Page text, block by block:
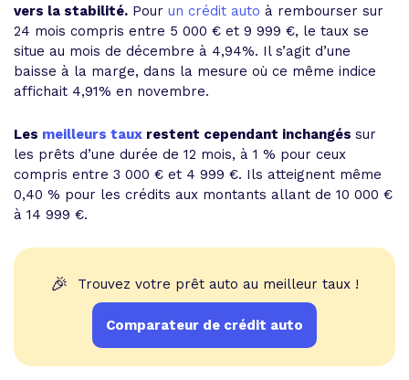
vers la stabilité. Pour un crédit auto à rembourser sur
24 mois compris entre 5 000 € et 9 999 €, le taux se
situe au mois de décembre à 4,94%. Il s’agit d’une
baisse à la marge, dans la mesure où ce même indice
affichait 4,91% en novembre.
Les meilleurs taux restent cependant inchangés sur
les prêts d’une durée de 12 mois, à 1 % pour ceux
compris entre 3 000 € et 4 999 €. Ils atteignent même
0,40 % pour les crédits aux montants allant de 10 000 €
à 14 999 €.
🎉 Trouvez votre prêt auto au meilleur taux !
Comparateur de crédit auto